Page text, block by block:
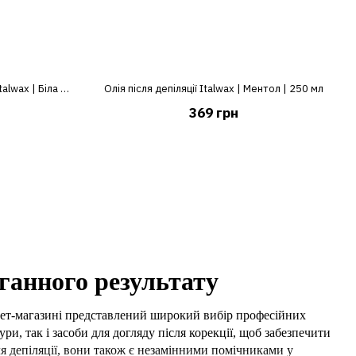
результату
магазині представлений широкий вибір професійних
так і засоби для догляду після корекції, щоб забезпечити
депіляції, вони також є незамінними помічниками у
Лосьйон-емульсія після депіляції Italwax | Біла Орхідея | 500 мл Олія після депіляції Italwax | Ментол | 250 мл
369 грн